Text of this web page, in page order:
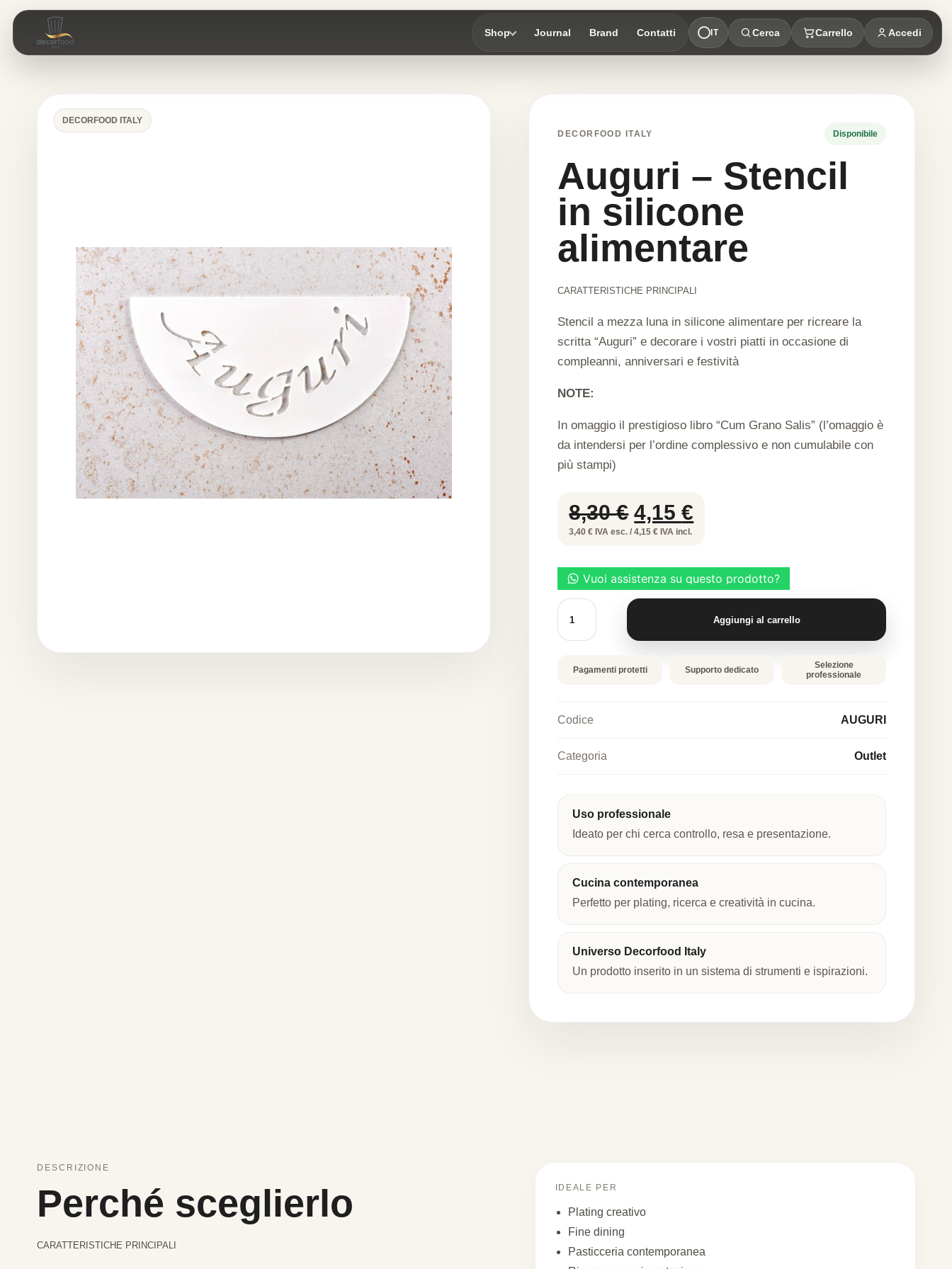
Shop Journal Brand Contatti IT Cerca Carrello Accedi
DECORFOOD ITALY
DECORFOOD ITALY
Disponibile
Auguri – Stencil
in silicone
alimentare
CARATTERISTICHE PRINCIPALI
Stencil a mezza luna in silicone alimentare per ricreare la
scritta “Auguri” e decorare i vostri piatti in occasione di
compleanni, anniversari e festività
NOTE:
In omaggio il prestigioso libro “Cum Grano Salis” (l’omaggio è
da intendersi per l’ordine complessivo e non cumulabile con
più stampi)
8,30€ Il
prezzo
era:
8,30 €.
4,15€
è:
3,40 € IVA esc. / 4,15 € IVA incl.
Auguri
Stencil
in
alimentare
Aggiungi al carrello
Pagamenti protetti Supporto dedicato
Selezione
professionale
Codice AUGURI
Categoria Outlet
Uso professionale
Ideato per chi cerca controllo, resa e presentazione.
Cucina contemporanea
Perfetto per plating, ricerca e creatività in cucina.
Universo Decorfood Italy
Un prodotto inserito in un sistema di strumenti e ispirazioni.
DESCRIZIONE
Perché sceglierlo
CARATTERISTICHE PRINCIPALI
IDEALE PER
Plating creativo
Fine dining
Pasticceria contemporanea